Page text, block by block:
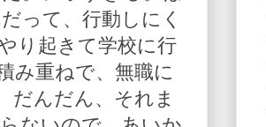
って、行動しにく
り起きて学校に行
み重ねで、無職に
だんだん、それま